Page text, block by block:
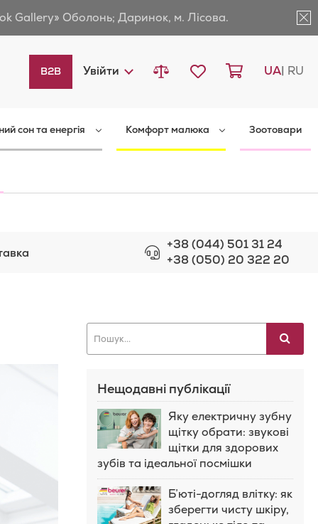
Gallery» Оболонь; Даринок, м. Лісова.
Language
UA RU
Кошик
Мій список бажань
Увійти Порівняти товари
B2B
сон та енергія Комфорт малюка Зоотовари
+38 (044) 501 31 24
+38 (050) 20 322 20
Нещодавні публікації
Яку електричну зубну
щітку обрати: звукові
щітки для здорових
зубів та ідеальної посмішки
Б’юті-догляд влітку: як
зберегти чисту шкіру,